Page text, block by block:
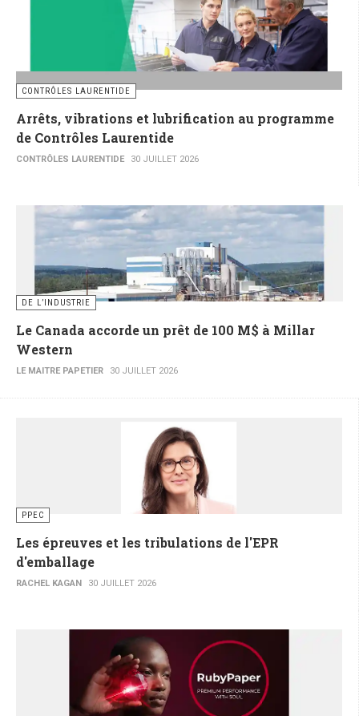
CONTRÔLES LAURENTIDE
Arrêts, vibrations et lubrification au programme
de Contrôles Laurentide
CONTRÔLES LAURENTIDE 30 JUILLET 2026
DE L’INDUSTRIE
Le Canada accorde un prêt de 100 M$ à Millar
Western
LE MAITRE PAPETIER 30 JUILLET 2026
PPEC
Les épreuves et les tribulations de l'EPR
d'emballage
RACHEL KAGAN 30 JUILLET 2026